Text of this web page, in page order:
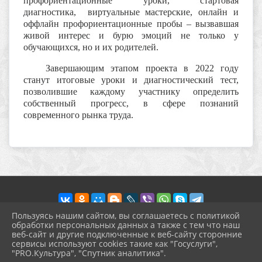
диагностика, виртуальные мастерские, онлайн и
оффлайн профориентационные пробы – вызвавшая
живой интерес и бурю эмоций не только у
обучающихся, но и их родителей.
Завершающим этапом проекта в 2022 году
станут итоговые уроки и диагностический тест,
позволившие каждому участнику определить
собственный прогресс, в сфере познаний
современного рынка труда.
2026 г. prohgimnaziya-2.ru
Вход
Карта сайта
Пользуясь нашим сайтом, вы соглашаетесь с политикой
обработки персональных данных а также с тем что наш
веб-сайт и другие подключенные к веб-сайту сторонние
сервисы используют cookies такие как "Госуслуги",
"PRO.Культура", "Спутник аналитика".